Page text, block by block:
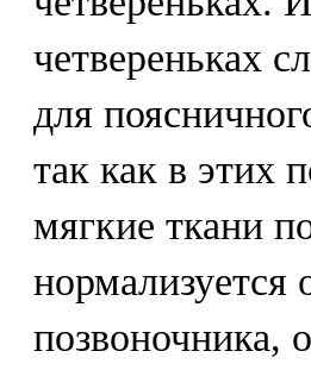
четвереньках
для
так как в этих
мягкие ткани
нормализуется
позвоночника,